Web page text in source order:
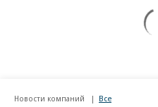
Новости компаний Все